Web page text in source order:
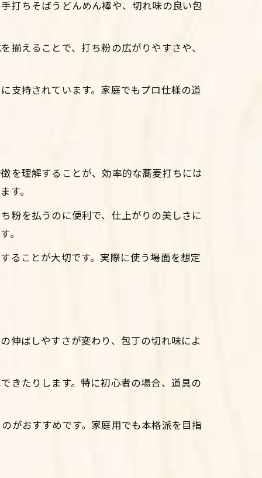
打ちそばうどんめん棒や、切れ味の良い包
えることで、打ち粉の広がりやすさや、
支持されています。家庭でもプロ仕様の道
を理解することが、効率的な蕎麦打ちには
す。
粉を払うのに便利で、仕上がりの美しさに
。
ることが大切です。実際に使う場面を想定
伸ばしやすさが変わり、包丁の切れ味によ
きたりします。特に初心者の場合、道具の
がおすすめです。家庭用でも本格派を目指